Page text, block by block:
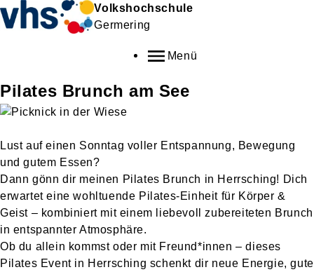
Volkshochschule
Germering
Menü
Pilates Brunch am See
Lust auf einen Sonntag voller Entspannung, Bewegung
und gutem Essen?
Dann gönn dir meinen Pilates Brunch in Herrsching! Dich
erwartet eine wohltuende Pilates-Einheit für Körper &
Geist – kombiniert mit einem liebevoll zubereiteten Brunch
in entspannter Atmosphäre.
Ob du allein kommst oder mit Freund*innen – dieses
Pilates Event in Herrsching schenkt dir neue Energie, gute